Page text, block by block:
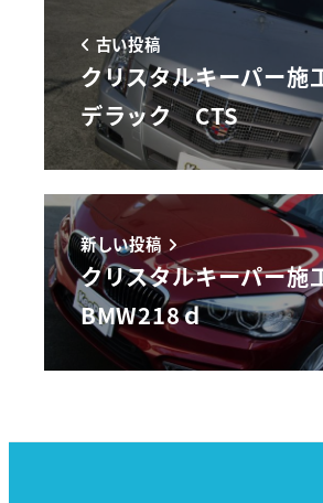
古い投稿
クリスタルキーパー
デラック CTS
新しい投稿
クリスタルキーパー
BMW218ｄ